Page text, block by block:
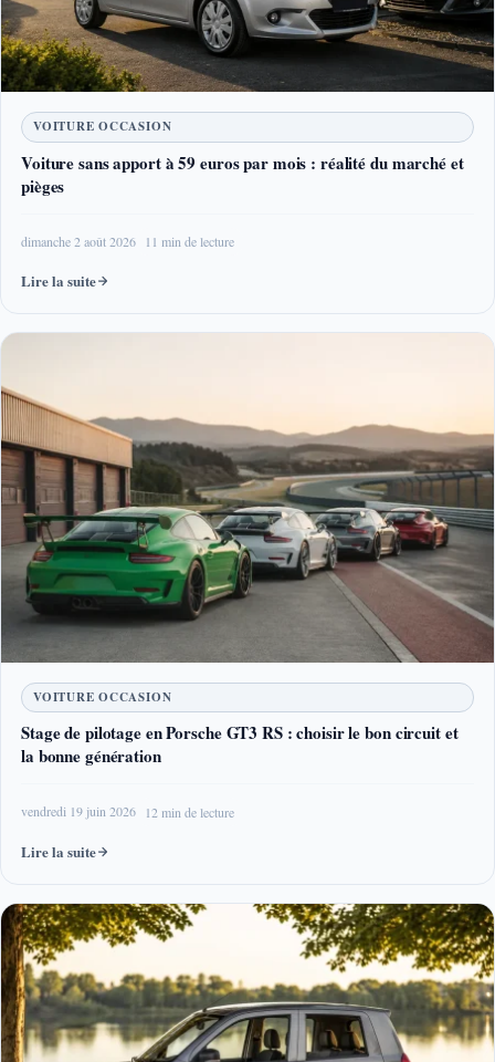
VOITURE OCCASION
Voiture sans apport à 59 euros par mois : réalité du marché et
pièges
dimanche 2 août 2026 11 min de lecture
Lire la suite
VOITURE OCCASION
Stage de pilotage en Porsche GT3 RS : choisir le bon circuit et
la bonne génération
vendredi 19 juin 2026 12 min de lecture
Lire la suite